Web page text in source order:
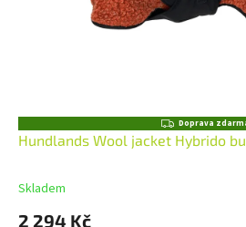
Z
D
A
Doprava
Hundlands Wool jacket Hybrido
Skladem
2 294 Kč